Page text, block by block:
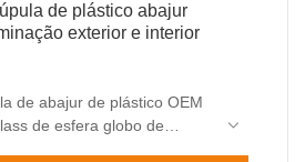
de plástico abajur
exterior e interior
de abajur de plástico OEM
de esfera globo de